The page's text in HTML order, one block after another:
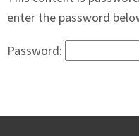
enter the password
Password: